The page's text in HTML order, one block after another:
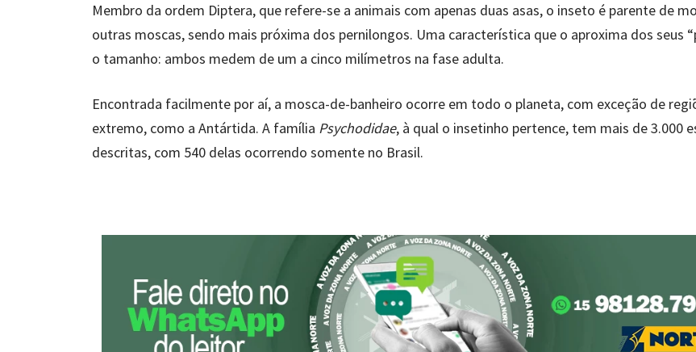
Membro da ordem Diptera, que refere-se a animais com apenas duas asas, o inseto é parente de
outras moscas, sendo mais próxima dos pernilongos. Uma característica que o aproxima dos seus
o tamanho: ambos medem de um a cinco milímetros na fase adulta.
Encontrada facilmente por aí, a mosca-de-banheiro ocorre em todo o planeta, com exceção de
extremo, como a Antártida. A família Psychodidae, à qual o insetinho pertence, tem mais de 3.000
descritas, com 540 delas ocorrendo somente no Brasil.